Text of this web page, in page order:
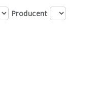
Producent